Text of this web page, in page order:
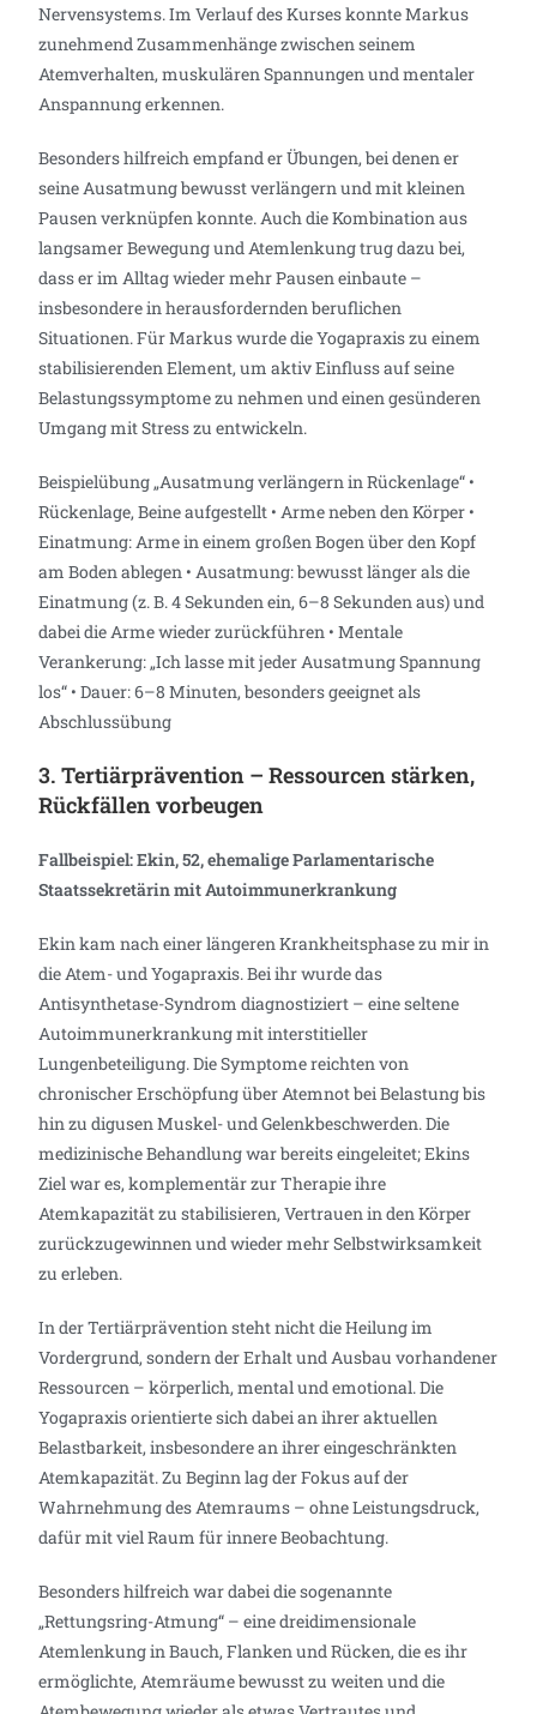
Nervensystems. Im Verlauf des Kurses konnte Markus
zunehmend Zusammenhänge zwischen seinem
Atemverhalten, muskulären Spannungen und mentaler
Anspannung erkennen.
Besonders hilfreich empfand er Übungen, bei denen er
seine Ausatmung bewusst verlängern und mit kleinen
Pausen verknüpfen konnte. Auch die Kombination aus
langsamer Bewegung und Atemlenkung trug dazu bei,
dass er im Alltag wieder mehr Pausen einbaute –
insbesondere in herausfordernden beruflichen
Situationen. Für Markus wurde die Yogapraxis zu einem
stabilisierenden Element, um aktiv Einfluss auf seine
Belastungssymptome zu nehmen und einen gesünderen
Umgang mit Stress zu entwickeln.
Beispielübung „Ausatmung verlängern in Rückenlage“ •
Rückenlage, Beine aufgestellt • Arme neben den Körper •
Einatmung: Arme in einem großen Bogen über den Kopf
am Boden ablegen • Ausatmung: bewusst länger als die
Einatmung (z. B. 4 Sekunden ein, 6–8 Sekunden aus) und
dabei die Arme wieder zurückführen • Mentale
Verankerung: „Ich lasse mit jeder Ausatmung Spannung
los“ • Dauer: 6–8 Minuten, besonders geeignet als
Abschlussübung
3. Tertiärprävention – Ressourcen stärken,
Rückfällen vorbeugen
Fallbeispiel: Ekin, 52, ehemalige Parlamentarische
Staatssekretärin mit Autoimmunerkrankung
Ekin kam nach einer längeren Krankheitsphase zu mir in
die Atem- und Yogapraxis. Bei ihr wurde das
Antisynthetase-Syndrom diagnostiziert – eine seltene
Autoimmunerkrankung mit interstitieller
Lungenbeteiligung. Die Symptome reichten von
chronischer Erschöpfung über Atemnot bei Belastung bis
hin zu digusen Muskel- und Gelenkbeschwerden. Die
medizinische Behandlung war bereits eingeleitet; Ekins
Ziel war es, komplementär zur Therapie ihre
Atemkapazität zu stabilisieren, Vertrauen in den Körper
zurückzugewinnen und wieder mehr Selbstwirksamkeit
zu erleben.
In der Tertiärprävention steht nicht die Heilung im
Vordergrund, sondern der Erhalt und Ausbau vorhandener
Ressourcen – körperlich, mental und emotional. Die
Yogapraxis orientierte sich dabei an ihrer aktuellen
Belastbarkeit, insbesondere an ihrer eingeschränkten
Atemkapazität. Zu Beginn lag der Fokus auf der
Wahrnehmung des Atemraums – ohne Leistungsdruck,
dafür mit viel Raum für innere Beobachtung.
Besonders hilfreich war dabei die sogenannte
„Rettungsring-Atmung“ – eine dreidimensionale
Atemlenkung in Bauch, Flanken und Rücken, die es ihr
ermöglichte, Atemräume bewusst zu weiten und die